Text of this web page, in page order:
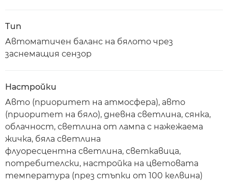
Тип
Автоматичен баланс на бялото чрез
заснемащия сензор
Настройки
Авто (приоритет на атмосфера), авто
(приоритет на бяло), дневна светлина, сянка,
облачност, светлина от лампа с нажежаема
жичка, бяла светлина
флуоресцентна светлина, светкавица,
потребителски, настройка на цветовата
температура (през стъпки от 100 келвина)